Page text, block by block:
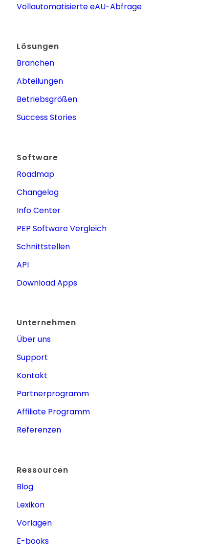
Vollautomatisierte eAU-Abfrage
Lösungen
Branchen
Abteilungen
Betriebsgrößen
Success Stories
Software
Roadmap
Changelog
Info Center
PEP Software Vergleich
Schnittstellen
API
Download Apps
Unternehmen
Über uns
Support
Kontakt
Partnerprogramm
Affiliate Programm
Referenzen
Ressourcen
Blog
Lexikon
Vorlagen
E-books